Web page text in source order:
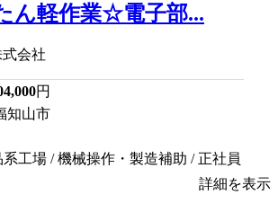
ん軽作業☆電子部...
会社
円
知山市
工場 / 機械操作・製造補助 / 正社員
詳細を表示